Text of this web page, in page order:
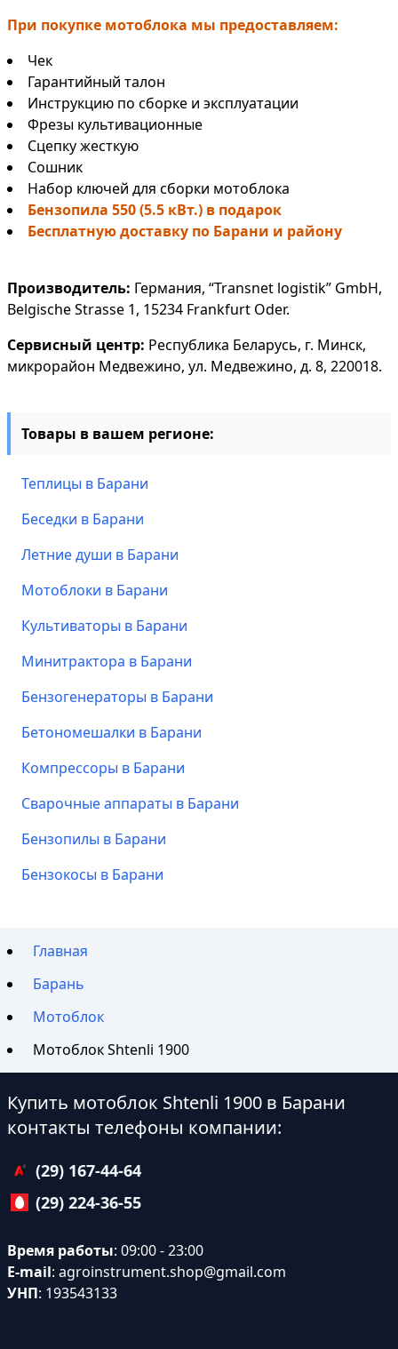
При покупке мотоблока мы предоставляем:
Чек
Гарантийный талон
Инструкцию по сборке и эксплуатации
Фрезы культивационные
Сцепку жесткую
Сошник
Набор ключей для сборки мотоблока
Бензопила 550 (5.5 кВт.) в подарок
Бесплатную доставку по Барани и району
Производитель: Германия, “Transnet logistik” GmbH,
Belgische Strasse 1, 15234 Frankfurt Oder.
Сервисный центр: Республика Беларусь, г. Минск,
микрорайон Медвежино, ул. Медвежино, д. 8, 220018.
Товары в вашем регионе:
Теплицы в Барани
Беседки в Барани
Летние души в Барани
Мотоблоки в Барани
Культиваторы в Барани
Минитрактора в Барани
Бензогенераторы в Барани
Бетономешалки в Барани
Компрессоры в Барани
Сварочные аппараты в Барани
Бензопилы в Барани
Бензокосы в Барани
Главная
Барань
Мотоблок
Мотоблок Shtenli 1900
Купить мотоблок Shtenli 1900 в Барани
контакты телефоны компании:
(29) 167-44-64
(29) 224-36-55
Время работы: 09:00 - 23:00
E-mail: agroinstrument.shop@gmail.com
УНП: 193543133